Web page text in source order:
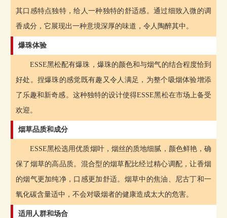
其口感特点独特，给人一种独特的舒适感。通过细致入微的调
香成分，它展现出一种意境深厚的味道，令人陶醉其中。
爆珠体验
ESSE黑松配有爆珠，爆珠的颜色和与烟气的结合程度恰到
好处。捏爆珠的感觉既有趣又令人满足，为整个吸烟体验增添
了乐趣和新奇感。这种独特的设计使得ESSE黑松在市场上备受
欢迎。
烟草品质和成分
ESSE黑松选用优质烟叶，烟丝的质地细腻，颜色鲜艳，确
保了烟草的高品质。混合型的烟草配比经过精心调配，让香烟
的烟气更加纯净，口感更加舒适。烟草中的焦油、尼古丁和一
氧化碳含量适中，不会对吸烟者的健康造成太大的危害。
适用人群和场合